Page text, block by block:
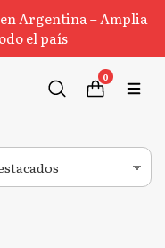
Argentina – Amplia
el país
0